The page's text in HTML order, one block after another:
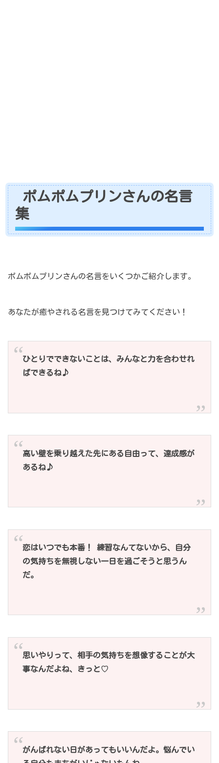
ポムポムプリンさんの名言
集
ポムポムプリンさんの名言をいくつかご紹介します。
あなたが癒やされる名言を見つけてみてください！
ひとりでできないことは、みんなと力を合わせれ
ばできるね♪
高い壁を乗り越えた先にある自由って、達成感が
あるね♪
恋はいつでも本番！ 練習なんてないから、自分
の気持ちを無視しない一日を過ごそうと思うん
だ。
思いやりって、相手の気持ちを想像することが大
事なんだよね、きっと♡
がんばれない日があってもいいんだよ。悩んでい